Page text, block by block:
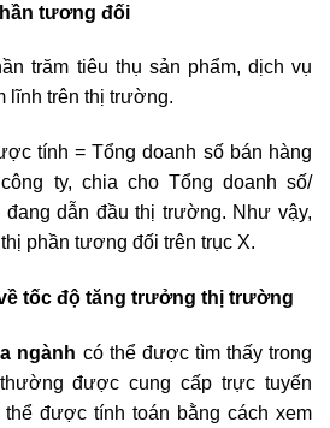
tương đối
trăm tiêu thụ sản phẩm, dịch vụ
lĩnh trên thị trường.
tính = Tổng doanh số bán hàng
ty, chia cho Tổng doanh số/
dẫn đầu thị trường. Như vậy,
phần tương đối trên trục X.
tốc độ tăng trưởng thị trường
ngành có thể được tìm thấy trong
được cung cấp trực tuyến
được tính toán bằng cách xem